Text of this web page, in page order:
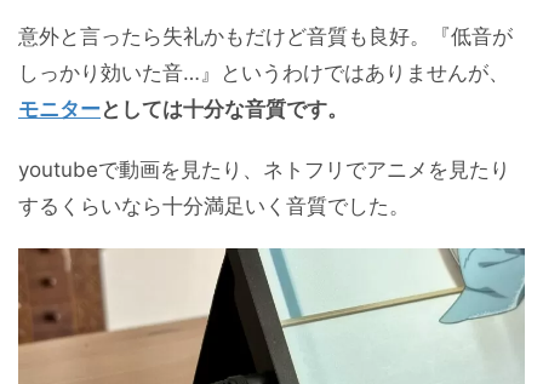
意外と言ったら失礼かもだけど音質も良好。『低音が
しっかり効いた音…』というわけではありませんが、
モニターとしては十分な音質です。
youtubeで動画を見たり、ネトフリでアニメを見たり
するくらいなら十分満足いく音質でした。